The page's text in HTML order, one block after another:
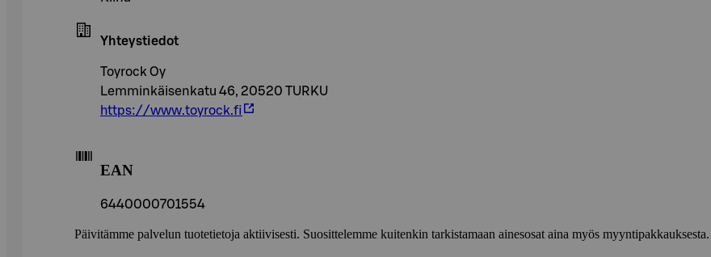
Yhteystiedot
Toyrock Oy
Lemminkäisenkatu 46, 20520 TURKU
https://www.toyrock.fi
EAN
6440000701554
Päivitämme palvelun tuotetietoja aktiivisesti. Suosittelemme kuitenkin tarkistamaan ainesosat aina myös myyntipakkauksesta.